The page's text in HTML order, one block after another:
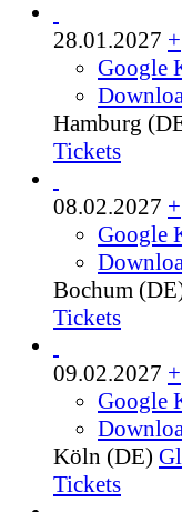
28.01.2027 +
Google
Hamburg
Tickets
08.02.2027 +
Google
Bochum
Tickets
09.02.2027 +
Google
Köln (DE)
Tickets